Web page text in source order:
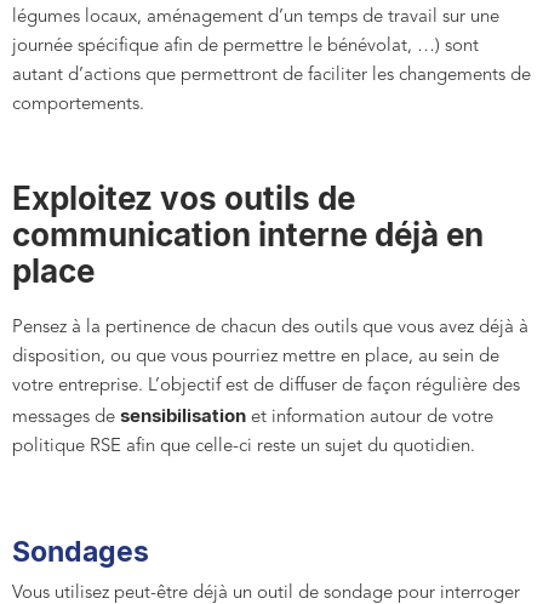
légumes locaux, aménagement d’un temps de travail sur une
journée spécifique afin de permettre le bénévolat, …) sont
autant d’actions que permettront de faciliter les changements de
comportements.
Exploitez vos outils de
communication interne déjà en
place
Pensez à la pertinence de chacun des outils que vous avez déjà à
disposition, ou que vous pourriez mettre en place, au sein de
votre entreprise. L’objectif est de diffuser de façon régulière des
messages de sensibilisation et information autour de votre
politique RSE afin que celle-ci reste un sujet du quotidien.
Sondages
Vous utilisez peut-être déjà un outil de sondage pour interroger